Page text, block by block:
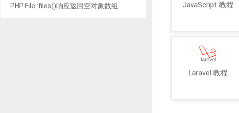
JavaScript 教程
Laravel 教程
PHP File::files()响应返回空对象数组